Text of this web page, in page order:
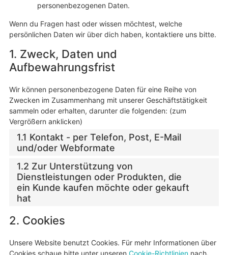
personenbezogenen Daten.
Wenn du Fragen hast oder wissen möchtest, welche
persönlichen Daten wir über dich haben, kontaktiere uns bitte.
1. Zweck, Daten und
Aufbewahrungsfrist
Wir können personenbezogene Daten für eine Reihe von
Zwecken im Zusammenhang mit unserer Geschäftstätigkeit
sammeln oder erhalten, darunter die folgenden: (zum
Vergrößern anklicken)
1.1 Kontakt - per Telefon, Post, E-Mail
und/oder Webformate
1.2 Zur Unterstützung von
Dienstleistungen oder Produkten, die
ein Kunde kaufen möchte oder gekauft
hat
2. Cookies
Unsere Website benutzt Cookies. Für mehr Informationen über